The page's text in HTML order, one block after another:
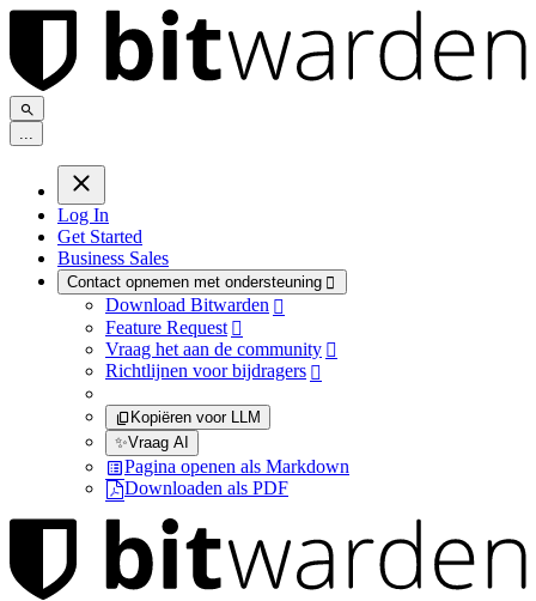
...
Log In
Get Started
Business Sales
Contact opnemen met ondersteuning 
Download Bitwarden 
Feature Request 
Vraag het aan de community 
Richtlijnen voor bijdragers 
Kopiëren voor LLM
✨Vraag AI
Pagina openen als Markdown
Downloaden als PDF